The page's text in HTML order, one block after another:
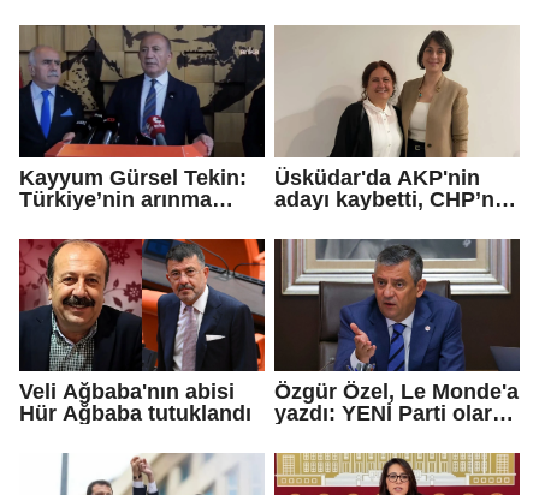
iddialarına yanıt verdi
Kayyum Gürsel Tekin:
Türkiye’nin arınma
geldiniz...
Üsküdar'da AKP'nin
adayı kaybetti, CHP’nin
Çetinkaya Başkan
Vekili seçildi
Veli Ağbaba'nın abisi
Hür Ağbaba tutuklandı
Özgür Özel, Le Monde'a
yazdı: YENİ Parti olarak
öneriyoruz